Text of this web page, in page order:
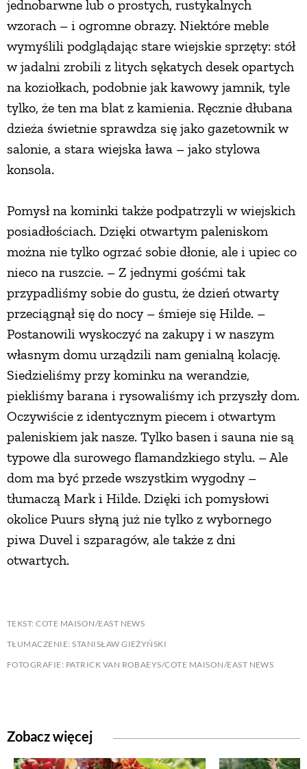
jednobarwne lub o prostych, rustykalnych
wzorach – i ogromne obrazy. Niektóre meble
wymyślili podglądając stare wiejskie sprzęty: stół
w jadalni zrobili z litych sękatych desek opartych
na koziołkach, podobnie jak kawowy jamnik, tyle
tylko, że ten ma blat z kamienia. Ręcznie dłubana
dzieża świetnie sprawdza się jako gazetownik w
salonie, a stara wiejska ława – jako stylowa
konsola.
Pomysł na kominki także podpatrzyli w wiejskich
posiadłościach. Dzięki otwartym paleniskom
można nie tylko ogrzać sobie dłonie, ale i upiec co
nieco na ruszcie. – Z jednymi gośćmi tak
przypadliśmy sobie do gustu, że dzień otwarty
przeciągnął się do nocy – śmieje się Hilde. –
Postanowili wyskoczyć na zakupy i w naszym
własnym domu urządzili nam genialną kolację.
Siedzieliśmy przy kominku na werandzie,
piekliśmy barana i rysowaliśmy ich przyszły dom.
Oczywiście z identycznym piecem i otwartym
paleniskiem jak nasze. Tylko basen i sauna nie są
typowe dla surowego flamandzkiego stylu. – Ale
dom ma być przede wszystkim wygodny –
tłumaczą Mark i Hilde. Dzięki ich pomysłowi
okolice Puurs słyną już nie tylko z wybornego
piwa Duvel i szparagów, ale także z dni
otwartych.
TEKST: COTE MAISON/EAST NEWS
TŁUMACZENIE: STANISŁAW GIEŻYŃSKI
FOTOGRAFIE: PATRICK VAN ROBAEYS/COTE MAISON/EAST NEWS
Zobacz więcej